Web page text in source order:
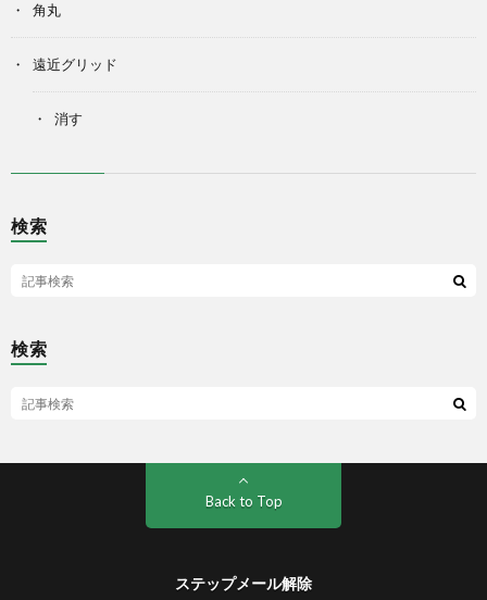
角丸
遠近グリッド
消す
検索
検索
Back to Top
ステップメール解除